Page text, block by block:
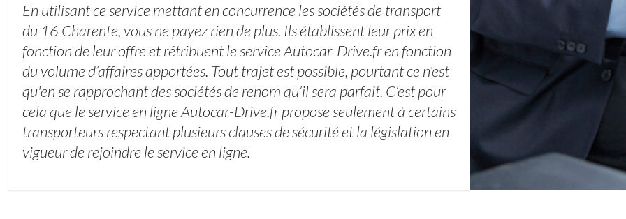
En utilisant ce service mettant en concurrence les sociétés de transport
du 16 Charente, vous ne payez rien de plus. Ils établissent leur prix en
fonction de leur offre et rétribuent le service Autocar-Drive.fr en fonction
du volume d’affaires apportées. Tout trajet est possible, pourtant ce n’est
qu'en se rapprochant des sociétés de renom qu’il sera parfait. C’est pour
cela que le service en ligne Autocar-Drive.fr propose seulement à certains
transporteurs respectant plusieurs clauses de sécurité et la législation en
vigueur de rejoindre le service en ligne.